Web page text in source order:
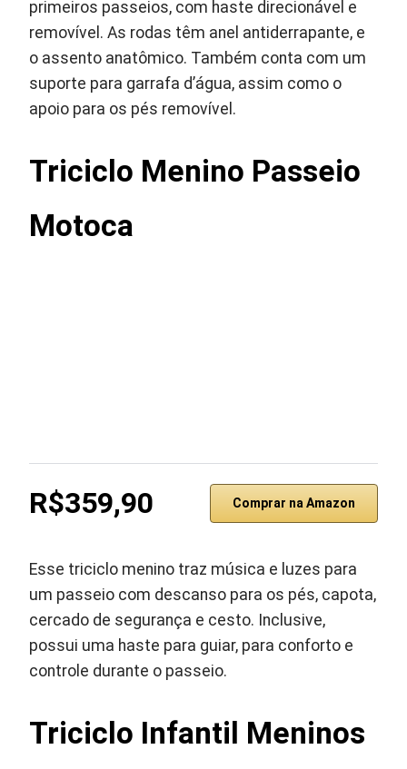
primeiros passeios, com haste direcionável e
removível. As rodas têm anel antiderrapante, e
o assento anatômico. Também conta com um
suporte para garrafa d’água, assim como o
apoio para os pés removível.
Triciclo Menino Passeio
Motoca
R$359,90 Comprar na Amazon
Esse triciclo menino traz música e luzes para
um passeio com descanso para os pés, capota,
cercado de segurança e cesto. Inclusive,
possui uma haste para guiar, para conforto e
controle durante o passeio.
Triciclo Infantil Meninos